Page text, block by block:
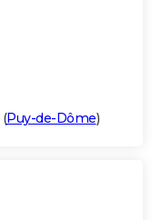
(Puy-de-Dôme)